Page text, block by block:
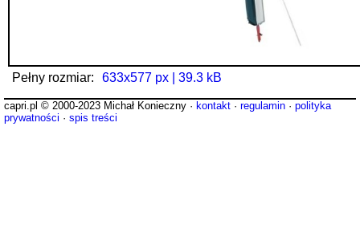
Pełny rozmiar: 633x577 px | 39.3 kB
capri.pl © 2000-2023 Michał Konieczny · kontakt · regulamin · polityka
prywatności · spis treści